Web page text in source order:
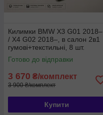
Килимки BMW X3 G01 2018–
/ X4 G02 2018–, в салон 2в1
гумові+текстильні, 8 шт.
EVERMATS Чехія
(PT222444FL)
Готово до відправки
3 670 ₴/комплект
3 900 ₴/комплект
Купити